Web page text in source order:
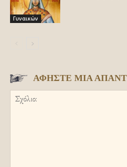
Γυναικών
ΑΦΗΣΤΕ ΜΙΑ